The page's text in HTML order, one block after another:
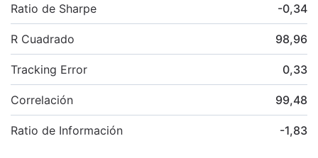
Ratio de Sharpe -0,34
R Cuadrado 98,96
Tracking Error 0,33
Correlación 99,48
Ratio de Información -1,83